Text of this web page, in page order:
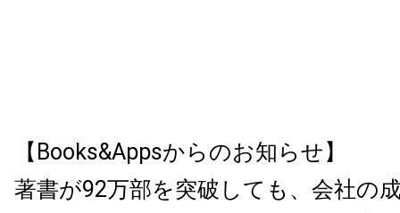
【Books&Appsからのお知らせ】
著書が92万部を突破しても、会社の